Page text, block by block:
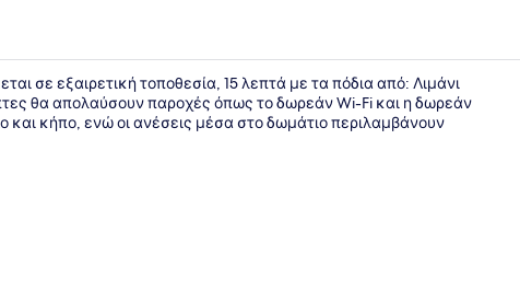
σε εξαιρετική τοποθεσία, 15 λεπτά με τα πόδια από: Λιμάνι
θα απολαύσουν παροχές όπως το δωρεάν Wi-Fi και η δωρεάν
κήπο, ενώ οι ανέσεις μέσα στο δωμάτιο περιλαμβάνουν